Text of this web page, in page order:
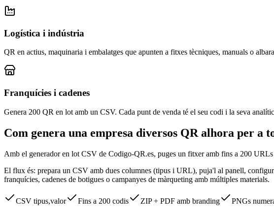
Logística i indústria
QR en actius, maquinaria i embalatges que apunten a fitxes tècniques, manuals o
Franquícies i cadenes
Genera 200 QR en lot amb un CSV. Cada punt de venda té el seu codi i la seva
Com genera una empresa diversos QR alhora per a
Amb el generador en lot CSV de Codigo-QR.es, puges un fitxer amb fins a 200
El flux és: prepara un CSV amb dues columnes (tipus i URL), puja'l al panell,
franquícies, cadenes de botigues o campanyes de màrqueting amb múltiples materials.
CSV tipus,valor Fins a 200 codis ZIP + PDF amb branding PNGs